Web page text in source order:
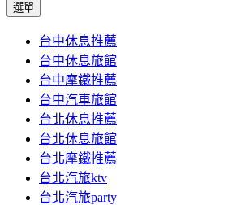
選單
內
容
台中休息推薦
台中休息旅館
台中摩鐵推薦
台中汽車旅館
台北休息推薦
台北休息旅館
台北摩鐵推薦
台北汽旅ktv
台北汽旅party